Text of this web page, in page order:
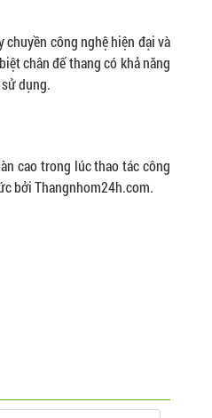
công nghệ hiện đại và
chân đế thang có khả năng
dụng.
cao trong lúc thao tác công
bởi Thangnhom24h.com.